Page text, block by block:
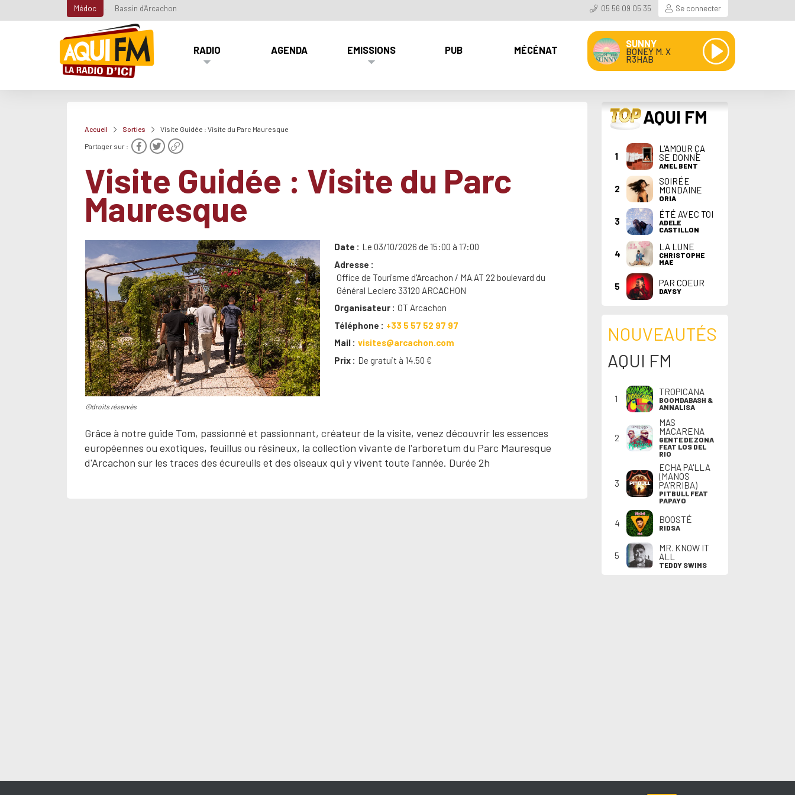
Médoc Bassin d'Arcachon 05 56 09 05 35 Se connecter
RADIO AGENDA EMISSIONS PUB MÉCÉNAT
SUNNY
BONEY M. X
R3HAB
Accueil Sorties Visite Guidée : Visite du Parc Mauresque
Partager sur :
Visite Guidée : Visite du Parc
Mauresque
©droits réservés
Date
Le 03/10/2026 de 15:00 à 17:00
Adresse
Office de Tourisme d'Arcachon / MA.AT 22 boulevard du
Général Leclerc 33120 ARCACHON
Organisateur
OT Arcachon
Téléphone
+33 5 57 52 97 97
Mail
visites@arcachon.com
Prix
De gratuit à 14.50 €
Grâce à notre guide Tom, passionné et passionnant, créateur de la visite, venez découvrir les essences
européennes ou exotiques, feuillus ou résineux, la collection vivante de l'arboretum du Parc Mauresque
d'Arcachon sur les traces des écureuils et des oiseaux qui y vivent toute l'année. Durée 2h
TOP AQUI FM
1
L'AMOUR ÇA
SE DONNE
AMEL BENT
2
SOIRÉE
MONDAINE
ORIA
3
ÉTÉ AVEC TOI
ADELE
CASTILLON
4
LA LUNE
CHRISTOPHE
MAE
5 PAR COEUR
DAYSY
NOUVEAUTÉS
AQUI FM
1
TROPICANA
BOOMDABASH &
ANNALISA
2
MAS
MACARENA
GENTE DE ZONA
FEAT LOS DEL
RIO
3
ECHA PA'LLA
(MANOS
PA'RRIBA)
PITBULL FEAT
PAPAYO
4 BOOSTÉ
RIDSA
5
MR. KNOW IT
ALL
TEDDY SWIMS